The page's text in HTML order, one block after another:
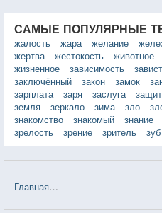
САМЫЕ ПОПУЛЯРНЫЕ
жалость
жара желание
жертва
жестокость животное
жизненное
зависимость
заключённый
закон замок
зарплата
заря заслуга
земля
зеркало зима зло
знакомство
знакомый знание
зрелость
зрение зритель зуб
Главная